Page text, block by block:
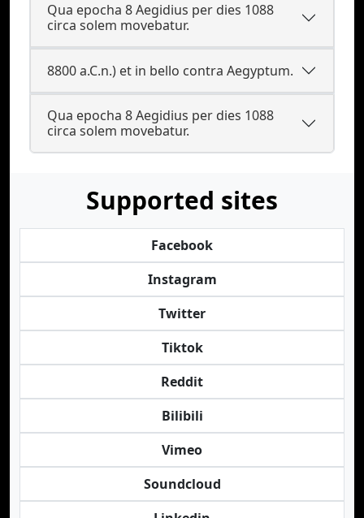
Qua epocha 8 Aegidius per dies 1088
circa solem movebatur.
8800 a.C.n.) et in bello contra Aegyptum.
Qua epocha 8 Aegidius per dies 1088
circa solem movebatur.
Supported sites
Facebook
Instagram
Twitter
Tiktok
Reddit
Bilibili
Vimeo
Soundcloud